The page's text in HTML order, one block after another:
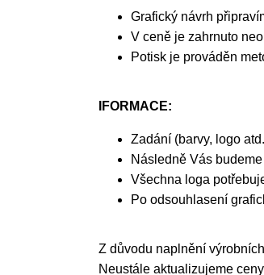
Grafický návrh
V ceně je zahrnuto
Potisk je prováděn
IFORMACE:
Zadání (barvy, logo
Následně Vás
Všechna loga
Po odsouhlasení
Z důvodu naplnění
Neustále aktualizujeme